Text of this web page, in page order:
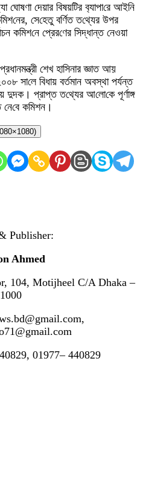
দেয়ার বিষয়‌টির ব‌্যাপা‌রে আই‌নি
সে‌হেতু ব‌র্ণিত ত‌থ্যের উপর
ক‌মিশ‌নে প্রের‌ণের সিদ্ধান্ত নেওয়া
শেখ হাসিনার জ্ঞাত আয়
সা‌লে বিধায় বর্তমান অবস্থা পর্যন্ত
দুদক। প্রাপ্ত ত‌থ্যের আ‌লো‌কে পূর্ণাঙ্গ
নে‌বে ক‌মিশন।
Publisher:
Ahmed
104, Motijheel C/A Dhaka –
1000
01977– 440829